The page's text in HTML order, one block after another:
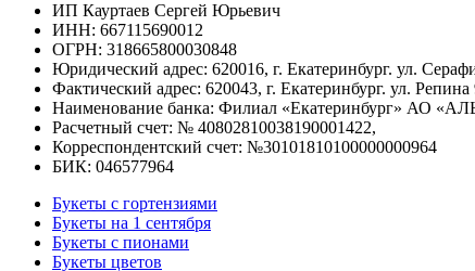
ИП Кауртаев Сергей Юрьевич
ИНН: 667115690012
ОГРН: 318665800030848
Юридический адрес: 620016, г. Екатеринбург. ул.
Фактический адрес: 620043, г. Екатеринбург. ул. Репина
Наименование банка: Филиал «Екатеринбург» АО
Расчетный счет: № 40802810038190001422,
Корреспондентский счет: №30101810100000000964
БИК: 046577964
Букеты с гортензиями
Букеты на 1 сентября
Букеты с пионами
Букеты цветов